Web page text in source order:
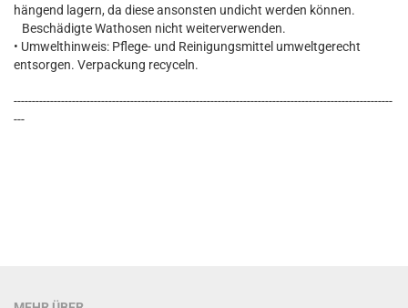
hängend lagern, da diese ansonsten undicht werden können.
Beschädigte Wathosen nicht weiterverwenden.
• Umwelthinweis: Pflege- und Reinigungsmittel umweltgerecht
entsorgen. Verpackung recyceln.
--------------------------------------------------------------------------------------------------------
---